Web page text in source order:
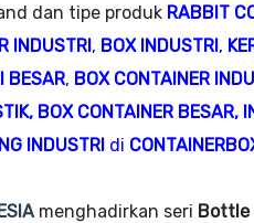
dan tipe produk RABBIT
INDUSTRI, BOX INDUSTRI,
BESAR, BOX CONTAINER
, BOX CONTAINER BESAR,
INDUSTRI di
menghadirkan seri Bottle